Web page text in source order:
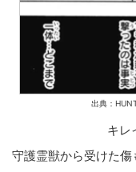
出典：
キレ
守護霊獣から受けた